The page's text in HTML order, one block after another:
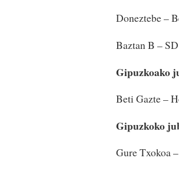
Doneztebe –
Baztan B –
Gipuzkoako
Beti Gazte –
Gipuzkoko
Gure Txokoa